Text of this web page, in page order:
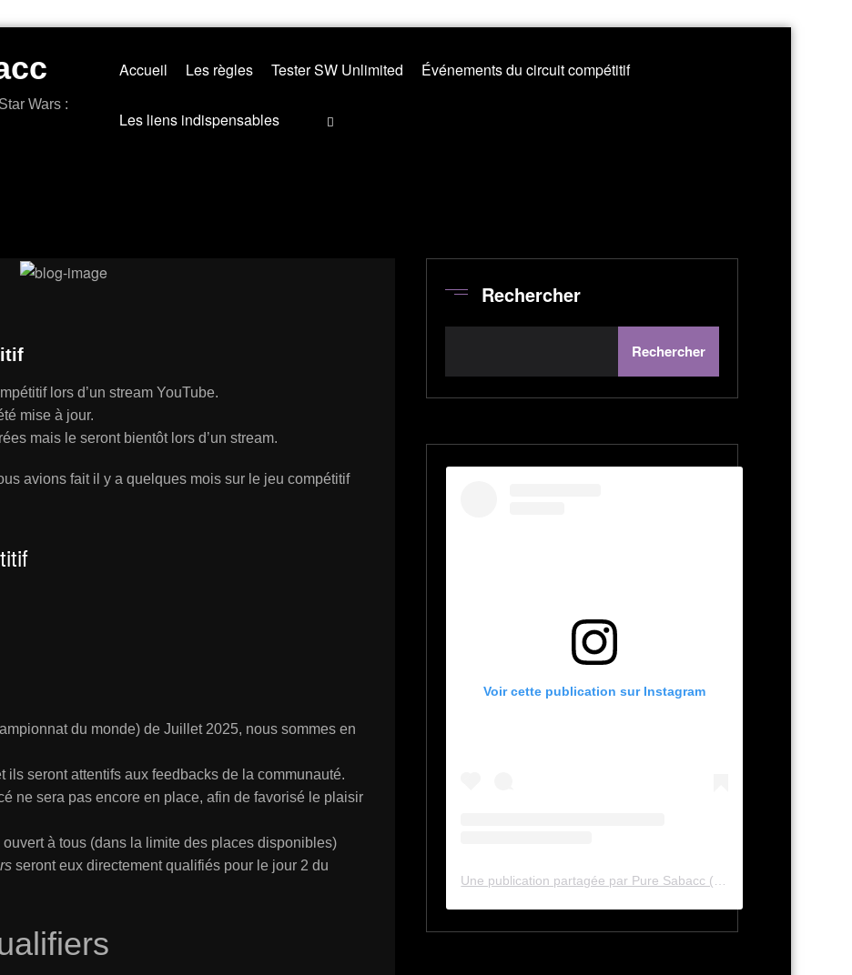
Wars :
Accueil Les règles Tester SW Unlimited Événements du circuit compétitif
Les liens indispensables
lors d’un stream YouTube.
mise à jour.
mais le seront bientôt lors d’un stream.
avions fait il y a quelques mois sur le jeu compétitif
du monde) de Juillet 2025, nous sommes en
ils seront attentifs aux feedbacks de la communauté.
ne sera pas encore en place, afin de favorisé le plaisir
ouvert à tous (dans la limite des places disponibles)
seront eux directement qualifiés pour le jour 2 du
Rechercher
Rechercher
Voir cette publication sur Instagram